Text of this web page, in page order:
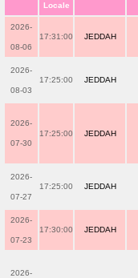
Locale
2026-
08-06
17:31:00 JEDDAH
2026-
08-03
17:25:00 JEDDAH
2026-
07-30
17:25:00 JEDDAH
2026-
07-27
17:25:00 JEDDAH
2026-
07-23
17:30:00 JEDDAH
2026-